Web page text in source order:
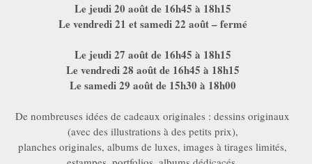
Le jeudi 20 août de 16h45 à 18h15
Le vendredi 21 et samedi 22 août – fermé
Le jeudi 27 août de 16h45 à 18h15
Le vendredi 28 août de 16h45 à 18h15
Le samedi 29 août de 15h30 à 18h00
De nombreuses idées de cadeaux originales : dessins originaux
(avec des illustrations à des petits prix),
planches originales, albums de luxes, images à tirages limités,